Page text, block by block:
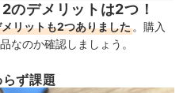
デメリットは2つ！
リットも2つありました 。購入
なのか確認しましょう。
ず課題